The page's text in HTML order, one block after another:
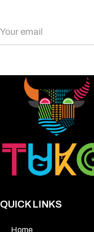
QUICK LINKS
Home